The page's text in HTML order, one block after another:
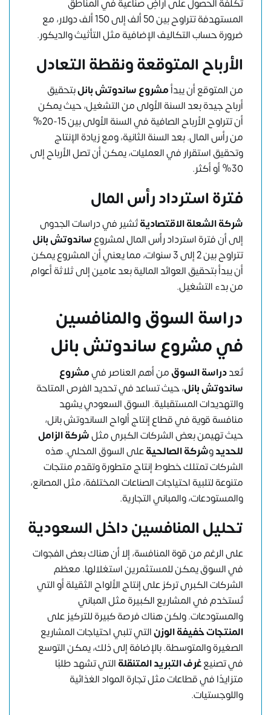
تكلفة الحصول على أراضٍ صناعية في المناطق
المستهدفة تتراوح بين 50 ألف إلى 150 ألف دولار، مع
ضرورة حساب التكاليف الإضافية مثل التأثيث والديكور.
الأرباح المتوقعة ونقطة التعادل
من المتوقع أن يبدأمشروع ساندوتش بانلبتحقيق
أرباح جيدة بعد السنة الأولى من التشغيل، حيث يمكن
أن تتراوح الأرباح الصافية في السنة الأولى بين 15-20%
من رأس المال. بعد السنة الثانية، ومع زيادة الإنتاج
وتحقيق استقرار في العمليات، يمكن أن تصل الأرباح إلى
30% أو أكثر.
فترة استرداد رأس المال
شركة الشعلة الاقتصاديةتُشير في دراسات الجدوى
إلى أن فترة استرداد رأس المال لمشروعساندوتش بانل
تتراوح بين 2 إلى 3 سنوات، مما يعني أن المشروع يمكن
أن يبدأ بتحقيق العوائد المالية بعد عامين إلى ثلاثة أعوام
من بدء التشغيل.
دراسة السوق والمنافسين
في مشروع ساندوتش بانل
تُعددراسة السوقمن أهم العناصر فيمشروع
ساندوتش بانل، حيث تساعد في تحديد الفرص المتاحة
والتهديدات المستقبلية. السوق السعودي يشهد
منافسة قوية في قطاع إنتاج ألواح الساندوتش بانل،
حيث تهيمن بعض الشركات الكبرى مثلشركة الزامل
للحديدوشركة الصالحيةعلى السوق المحلي. هذه
الشركات تمتلك خطوط إنتاج متطورة وتقدم منتجات
متنوعة لتلبية احتياجات الصناعات المختلفة، مثل المصانع،
والمستودعات، والمباني التجارية.
تحليل المنافسين داخل السعودية
على الرغم من قوة المنافسة، إلا أن هناك بعض الفجوات
في السوق يمكن للمستثمرين استغلالها. معظم
الشركات الكبرى تركز على إنتاج الألواح الثقيلة أو التي
تُستخدم في المشاريع الكبيرة مثل المباني
والمستودعات. ولكن هناك فرصة كبيرة للتركيز على
المنتجات خفيفة الوزنالتي تلبي احتياجات المشاريع
الصغيرة والمتوسطة. بالإضافة إلى ذلك، يمكن التوسع
في تصنيعغرف التبريد المتنقلةالتي تشهد طلبًا
متزايدًا في قطاعات مثل تجارة المواد الغذائية
واللوجستيات.